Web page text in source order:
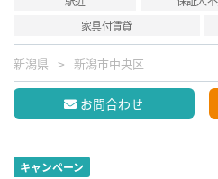
家具付賃貸
新潟県 新潟市中央区
お問合わせ
キャンペーン